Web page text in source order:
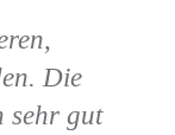
Die
sehr gut